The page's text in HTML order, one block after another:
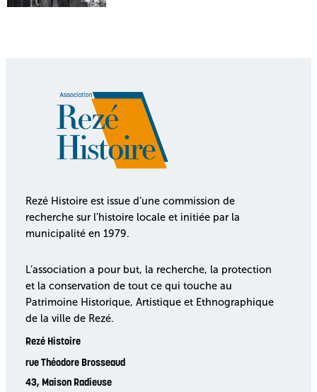
Rezé Histoire est issue d’une commission de
recherche sur l’histoire locale et initiée par la
municipalité en 1979.
L’association a pour but, la recherche, la protection
et la conservation de tout ce qui touche au
Patrimoine Historique, Artistique et Ethnographique
de la ville de Rezé.
Rezé Histoire
rue Théodore Brosseaud
43, Maison Radieuse